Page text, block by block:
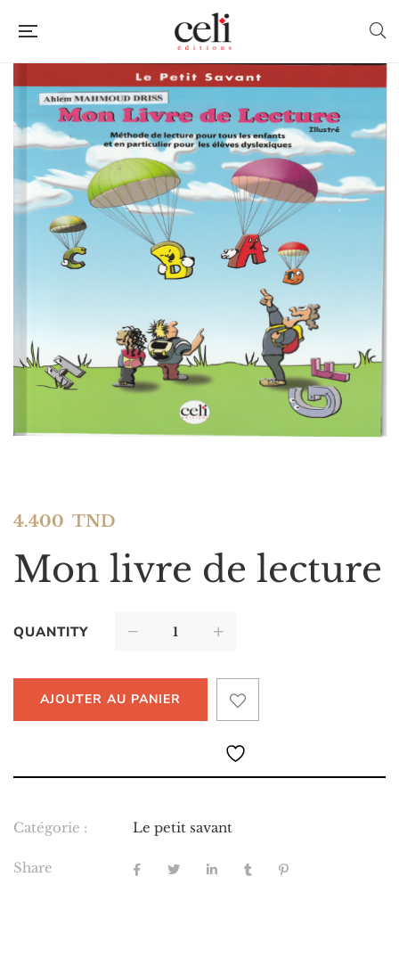
4.400 TND
Mon livre de lecture
QUANTITY
AJOUTER AU PANIER
Catégorie : Le petit savant
Share